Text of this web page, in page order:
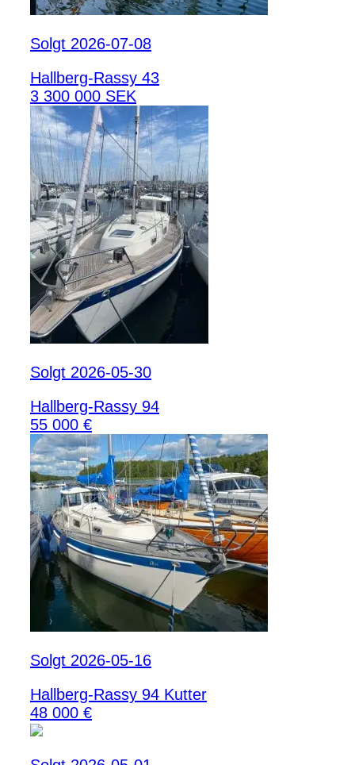
Solgt 2026-07-08
Hallberg-Rassy 43
3 300 000 SEK
Solgt 2026-05-30
Hallberg-Rassy 94
55 000 €
Solgt 2026-05-16
Hallberg-Rassy 94 Kutter
48 000 €